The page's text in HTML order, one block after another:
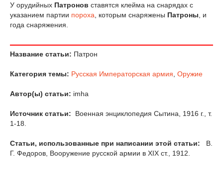
У орудийных Патронов ставятся клейма на снарядах с
указанием партии пороха , которым снаряжены Патроны , и
года снаряжения.
Название статьи: Патрон
Категория темы: Русская Императорская армия Оружие
Автор(ы) статьи: imha
Источник статьи:
Военная энциклопедия Сытина, 1916 г., т.
1-18.
Статьи, использованные при написании этой статьи:
В.
Г. Федоров, Вооружение русской армии в XIX ст., 1912.